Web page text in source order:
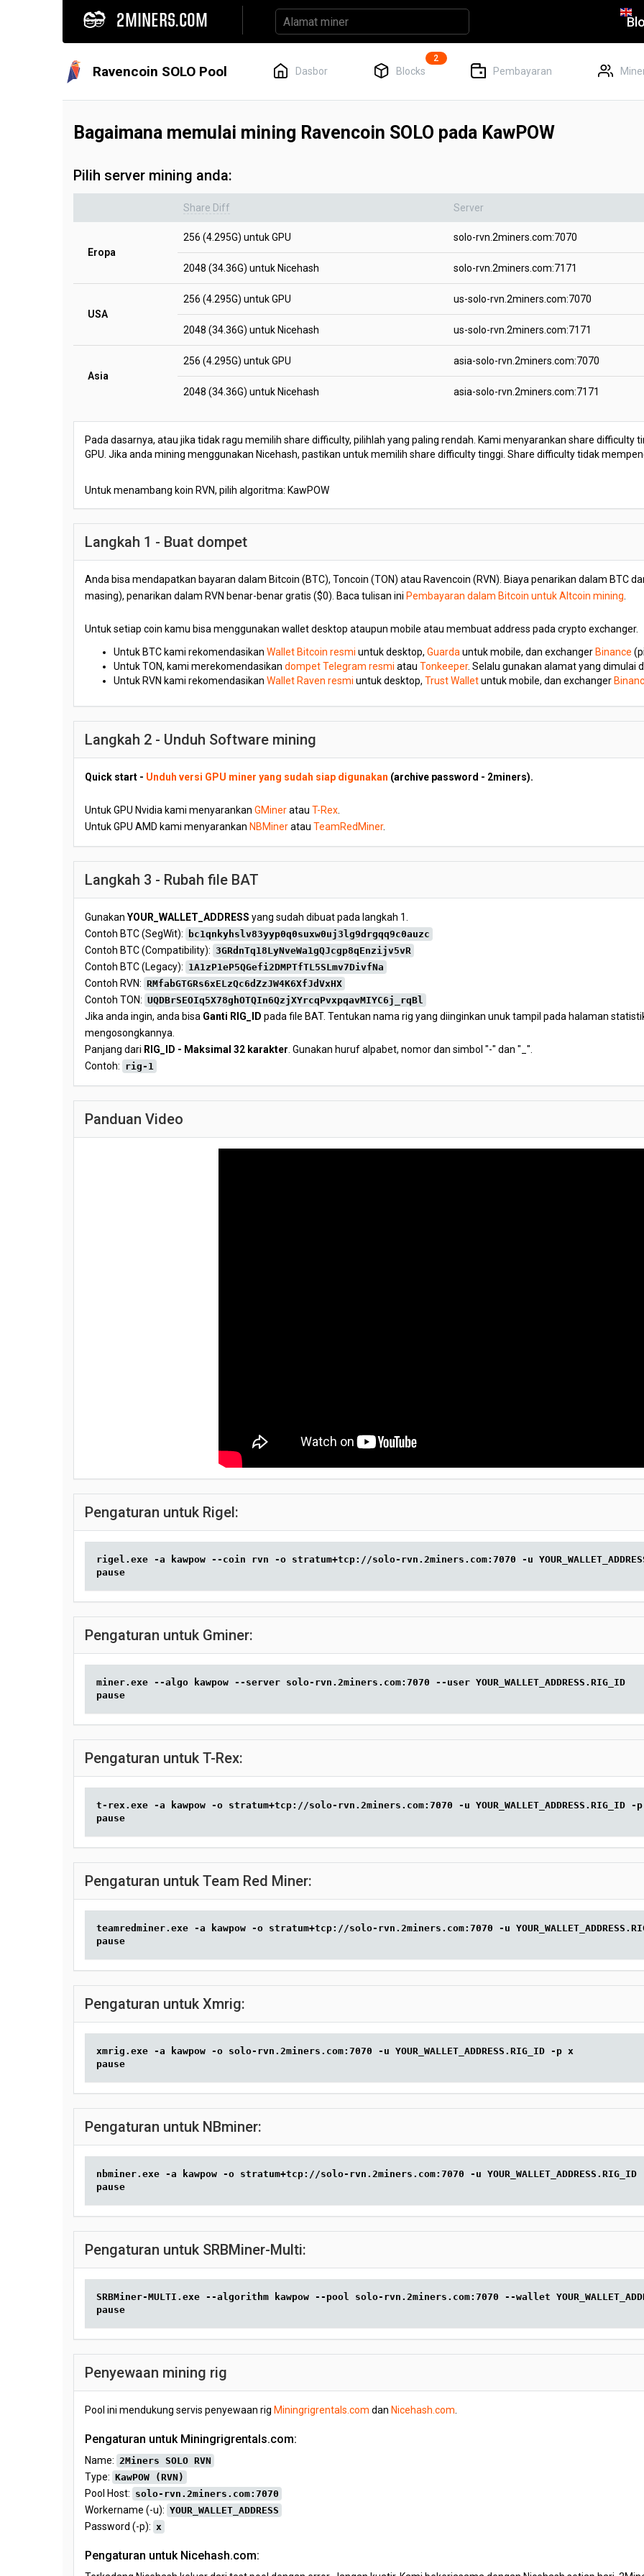
2MINERS.COM
Ravencoin SOLO Pool Dasbor Blocks
2
Pembayaran
Bagaimana memulai mining Ravencoin SOLO pada KawPOW
Pilih server mining anda:
Share Diff Server
Eropa
256 (4.295G) untuk GPU solo-rvn.2miners.com:7070
2048 (34.36G) untuk Nicehash solo-rvn.2miners.com:7171
USA
256 (4.295G) untuk GPU us-solo-rvn.2miners.com:7070
2048 (34.36G) untuk Nicehash us-solo-rvn.2miners.com:7171
Asia
256 (4.295G) untuk GPU asia-solo-rvn.2miners.com:7070
2048 (34.36G) untuk Nicehash asia-solo-rvn.2miners.com:7171
Pada dasarnya, atau jika tidak ragu memilih share difficulty, pilihlah yang paling rendah. Kami menyarankan share difficulty
GPU. Jika anda mining menggunakan Nicehash, pastikan untuk memilih share difficulty tinggi. Share difficulty tidak
Untuk menambang koin RVN, pilih algoritma: KawPOW
Langkah 1 - Buat dompet
Anda bisa mendapatkan bayaran dalam Bitcoin (BTC), Toncoin (TON) atau Ravencoin (RVN). Biaya penarikan dalam BTC
masing), penarikan dalam RVN benar-benar gratis ($0). Baca tulisan ini Pembayaran dalam Bitcoin untuk Altcoin mining
Untuk setiap coin kamu bisa menggunakan wallet desktop ataupun mobile atau membuat address pada crypto exchanger.
Untuk BTC kami rekomendasikan Wallet Bitcoin resmi untuk desktop, Guarda untuk mobile, dan exchanger Binance
Untuk TON, kami merekomendasikan dompet Telegram resmi atau Tonkeeper. Selalu gunakan alamat yang dimulai
Untuk RVN kami rekomendasikan Wallet Raven resmi untuk desktop, Trust Walletuntuk mobile, dan exchanger
Langkah 2 - Unduh Software mining
Quick start - Unduh versi GPU miner yang sudah siap digunakan (archive password - 2miners).
Untuk GPU Nvidia kami menyarankan GMineratau T-Rex
Untuk GPU AMD kami menyarankan NBMineratau TeamRedMiner.
Langkah 3 - Rubah file BAT
Gunakan YOUR_WALLET_ADDRESS yang sudah dibuat pada langkah 1.
Contoh BTC (SegWit):
bc1qnkyhslv83yyp0q0suxw0uj3lg9drgqq9c0auzc
Contoh BTC (Compatibility): 3GRdnTq18LyNveWa1gQJcgp8qEnzijv5vR
Contoh BTC (Legacy): 1A1zP1eP5QGefi2DMPTfTL5SLmv7DivfNa
Contoh RVN: RMfabGTGRs6xELzQc6dZzJW4K6XfJdVxHX
Contoh TON: UQDBrSEOIq5X78ghOTQIn6QzjXYrcqPvxpqavMIYC6j_rqBl
Jika anda ingin, anda bisa Ganti RIG_ID pada file BAT. Tentukan nama rig yang diinginkan unuk tampil pada halaman
mengosongkannya.
Panjang dari RIG_ID - Maksimal 32 karakter . Gunakan huruf alpabet, nomor dan simbol "-" dan "_".
Contoh: rig-1
Panduan Video
Pengaturan untuk Rigel:
rigel.exe -a kawpow --coin rvn -o stratum+tcp://solo-rvn.2miners.com:7070 -u
pause
Pengaturan untuk Gminer:
miner.exe --algo kawpow --server solo-rvn.2miners.com:7070 --user YOUR_WALLET_ADDRESS.RIG_ID
pause
Pengaturan untuk T-Rex:
t-rex.exe -a kawpow -o stratum+tcp://solo-rvn.2miners.com:7070 -u YOUR_WALLET_ADDRESS.RIG_ID -
pause
Pengaturan untuk Team Red Miner:
teamredminer.exe -a kawpow -o stratum+tcp://solo-rvn.2miners.com:7070 -u
pause
Pengaturan untuk Xmrig:
xmrig.exe -a kawpow -o solo-rvn.2miners.com:7070 -u YOUR_WALLET_ADDRESS.RIG_ID -p x
pause
Pengaturan untuk NBminer:
nbminer.exe -a kawpow -o stratum+tcp://solo-rvn.2miners.com:7070 -u YOUR_WALLET_ADDRESS.RIG_ID
pause
Pengaturan untuk SRBMiner-Multi:
SRBMiner-MULTI.exe --algorithm kawpow --pool solo-rvn.2miners.com:7070 --wallet
pause
Penyewaan mining rig
Pool ini mendukung servis penyewaan rig Miningrigrentals.com dan Nicehash.com
Pengaturan untuk Miningrigrentals.com:
Name: 2Miners SOLO RVN
Type: KawPOW (RVN)
Pool Host: solo-rvn.2miners.com:7070
Workername (-u): YOUR_WALLET_ADDRESS
Password (-p): x
Pengaturan untuk Nicehash.com: